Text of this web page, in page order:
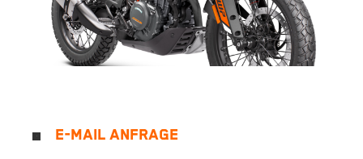
E-MAIL ANFRAGE